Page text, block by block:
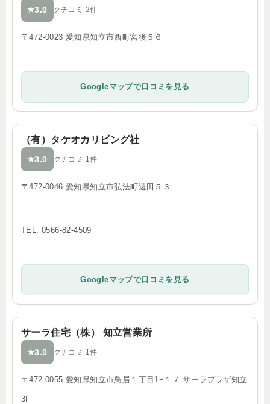
★3.0 クチコミ 2件
〒472-0023 愛知県知立市西町宮後５６
Googleマップで口コミを見る
（有）タケオカリビング社
★3.0 クチコミ 1件
〒472-0046 愛知県知立市弘法町遠田５３
TEL: 0566-82-4509
Googleマップで口コミを見る
サーラ住宅（株） 知立営業所
★3.0 クチコミ 1件
〒472-0055 愛知県知立市鳥居１丁目1−１７ サーラプラザ知立
3F